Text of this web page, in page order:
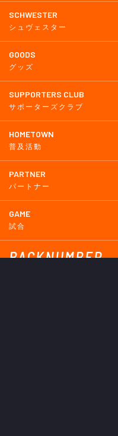
SCHWESTER
シュヴェスター
GOODS
グッズ
SUPPORTERS CLUB
サポーターズクラブ
HOMETOWN
普及活動
PARTNER
パートナー
GAME
試合
BACKNUMBER